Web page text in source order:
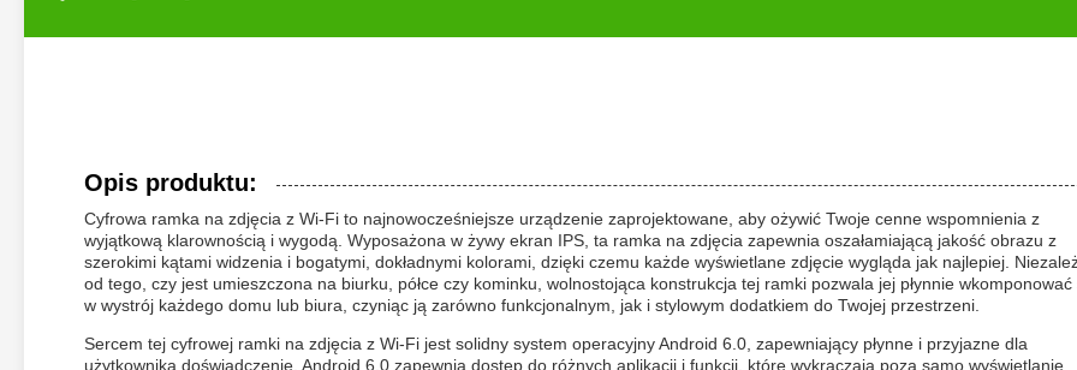
Opis produktu:
Cyfrowa ramka na zdjęcia z Wi-Fi to najnowocześniejsze urządzenie zaprojektowane, aby ożywić Twoje cenne wspomnienia z
wyjątkową klarownością i wygodą. Wyposażona w żywy ekran IPS, ta ramka na zdjęcia zapewnia oszałamiającą jakość obrazu z
szerokimi kątami widzenia i bogatymi, dokładnymi kolorami, dzięki czemu każde wyświetlane zdjęcie wygląda jak najlepiej.
od tego, czy jest umieszczona na biurku, półce czy kominku, wolnostojąca konstrukcja tej ramki pozwala jej płynnie wkomponować
w wystrój każdego domu lub biura, czyniąc ją zarówno funkcjonalnym, jak i stylowym dodatkiem do Twojej przestrzeni.
Sercem tej cyfrowej ramki na zdjęcia z Wi-Fi jest solidny system operacyjny Android 6.0, zapewniający płynne i przyjazne dla
użytkownika doświadczenie. Android 6.0 zapewnia dostęp do różnych aplikacji i funkcji, które wykraczają poza samo wyświetlanie